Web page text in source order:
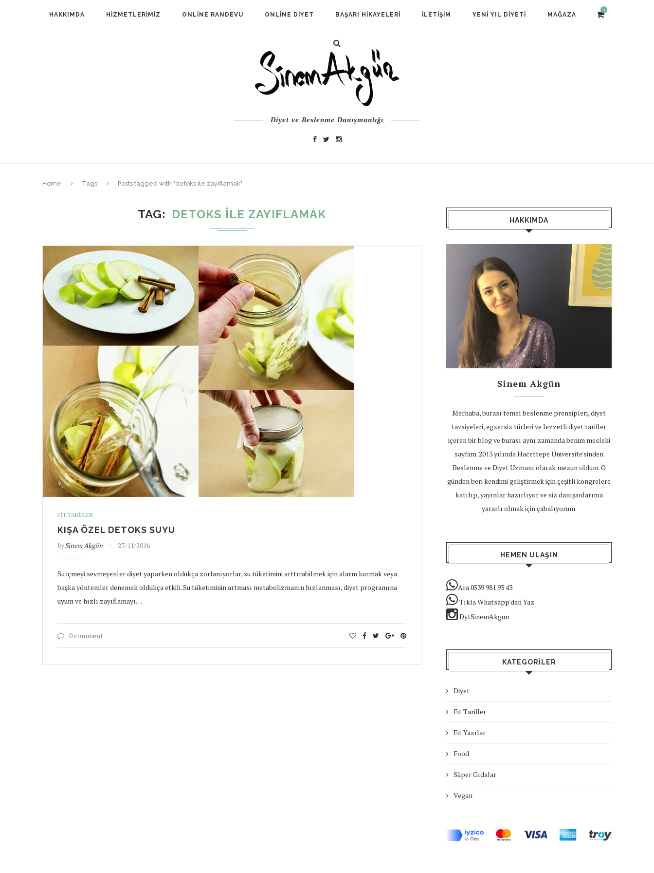
HAKKIMDA HIZMETLERIMIZ ONLINE RANDEVU ONLINE DIYET BAŞARI HIKAYELERI İLETIŞIM YENI YIL DIYETI MAĞAZA
0
Diyet ve Beslenme Danışmanlığı
Home Tags Posts tagged with "detoks ile zayıflamak"
TAG DETOKS ILE ZAYIFLAMAK
FIT TARIFLER
KIŞA ÖZEL DETOKS SUYU
bySinem Akgün 27/11/2016
Su içmeyi sevmeyenler diyet yaparken oldukça zorlanıyorlar, su tüketimini arttırabilmek için alarm kurmak veya
başka yöntemler denemek oldukça etkili. Su tüketiminin artması metabolizmanın hızlanması, diyet programına
uyum ve hızlı zayıflamayı…
0 comment
HAKKIMDA
Sinem Akgün
Merhaba, burası temel beslenme prensipleri, diyet
tavsiyeleri, egzersiz türleri ve lezzetli diyet tarifler
içeren bir blog ve burası aynı zamanda benim mesleki
sayfam. 2013 yılında Hacettepe Üniversite'sinden
Beslenme ve Diyet Uzmanı olarak mezun oldum. O
günden beri kendimi geliştirmek için çeşitli kongrelere
katılıp, yayınlar hazırlıyor ve siz danışanlarıma
yararlı olmak için çabalıyorum.
HEMEN ULAŞIN
Ara 0539 981 93 43
Tıkla Whatsapp'dan Yaz
DytSinemAkgun
KATEGORILER
Diyet
Fit Tarifler
Fit Yazılar
Food
Süper Gıdalar
Vegan